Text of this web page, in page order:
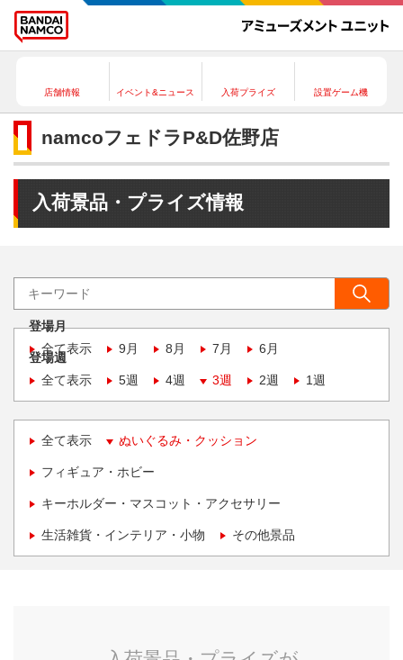
店舗情報 イベント&ニュース 入荷プライズ 設置ゲーム機
namcoフェドラP&D佐野店
入荷景品・プライズ情報
登場月
全て表示
9月 8月 7月 6月
登場週
全て表示
5週 4週 3週 2週 1週
全て表示 ぬいぐるみ・クッション
フィギュア・ホビー
キーホルダー・マスコット・アクセサリー
生活雑貨・インテリア・小物 その他景品